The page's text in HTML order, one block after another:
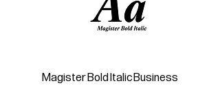
Magister Bold Italic Business